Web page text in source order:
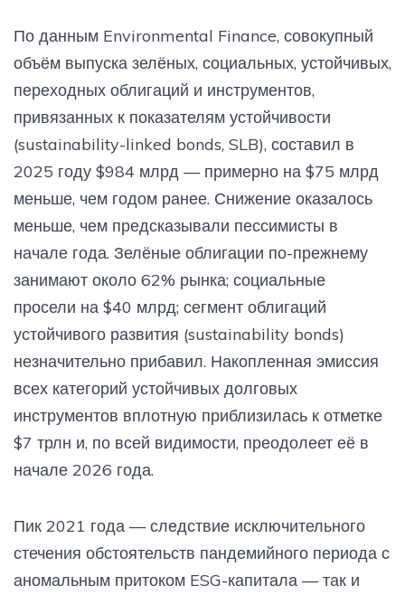
По данным Environmental Finance, совокупный
объём выпуска зелёных, социальных, устойчивых,
переходных облигаций и инструментов,
привязанных к показателям устойчивости
(sustainability-linked bonds, SLB), составил в
2025 году $984 млрд — примерно на $75 млрд
меньше, чем годом ранее. Снижение оказалось
меньше, чем предсказывали пессимисты в
начале года. Зелёные облигации по-прежнему
занимают около 62% рынка; социальные
просели на $40 млрд; сегмент облигаций
устойчивого развития (sustainability bonds)
незначительно прибавил. Накопленная эмиссия
всех категорий устойчивых долговых
инструментов вплотную приблизилась к отметке
$7 трлн и, по всей видимости, преодолеет её в
начале 2026 года.
Пик 2021 года — следствие исключительного
стечения обстоятельств пандемийного периода с
аномальным притоком ESG-капитала — так и